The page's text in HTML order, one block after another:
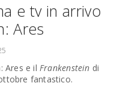
e tv in arrivo
Ares
Ares e ilFrankenstein di
fantastico.